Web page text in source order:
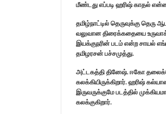
மீண்டது எப்படி ஹரிஷ் காதல்
தமிழ்நாட்டில் தெருவுக்கு தெரு
வலுவான திரைக்கதையை
இயக்குநரின் படம் என்ற சாயல்
தமிழரசன் பச்சமுத்து.
அட்டகத்தி தினேஷ். ஈகோ
கலக்கியிருக்கிறார். ஹரிஷ்
இருவருக்குமே படத்தில்
கலக்குகிறார்.